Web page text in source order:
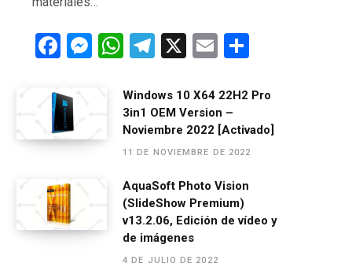
F
ce
b
o
k
M
g
W
at
s
A
p
T
e
gr
a
X
E
ail m
p
ar
Windows 10 X64 22H2 Pro
3in1 OEM Version –
Noviembre 2022 [Activado]
11 DE NOVIEMBRE DE 2022
AquaSoft Photo Vision
(SlideShow Premium)
v13.2.06, Edición de vídeo y
de imágenes
4 DE JULIO DE 2022